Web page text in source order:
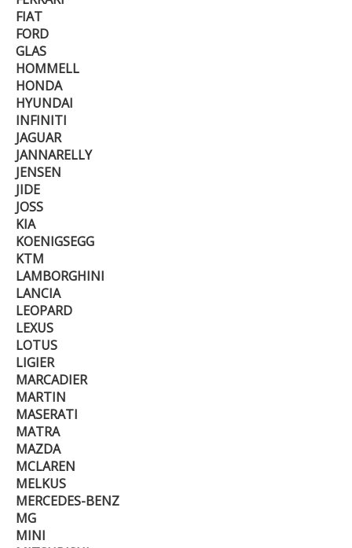
FIAT
FORD
GLAS
HOMMELL
HONDA
HYUNDAI
INFINITI
JAGUAR
JANNARELLY
JENSEN
JIDE
JOSS
KIA
KOENIGSEGG
KTM
LAMBORGHINI
LANCIA
LEOPARD
LEXUS
LOTUS
LIGIER
MARCADIER
MARTIN
MASERATI
MATRA
MAZDA
MCLAREN
MELKUS
MERCEDES-BENZ
MG
MINI